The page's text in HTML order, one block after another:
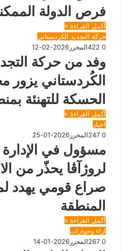
فرص الدولة
أكمل القراءة »
حركة التجديد الكردستاني
المحرر 2026-02-12 0
وفد من حركة
الكُردستاني يزور
الحسكة للتهنئة
أكمل القراءة »
اخبار
المحرر 2026-01-25 0
مسؤول في الإدارة
لروژآڤا يحذّر من
صراع قومي يهدد
المنطقة
أكمل القراءة »
اراء وحوارات
المحرر 2026-01-14 0